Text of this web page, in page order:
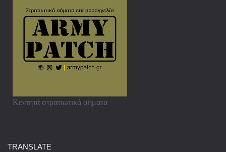
Κεντητά στρατιωτικά σήματα
TRANSLATE